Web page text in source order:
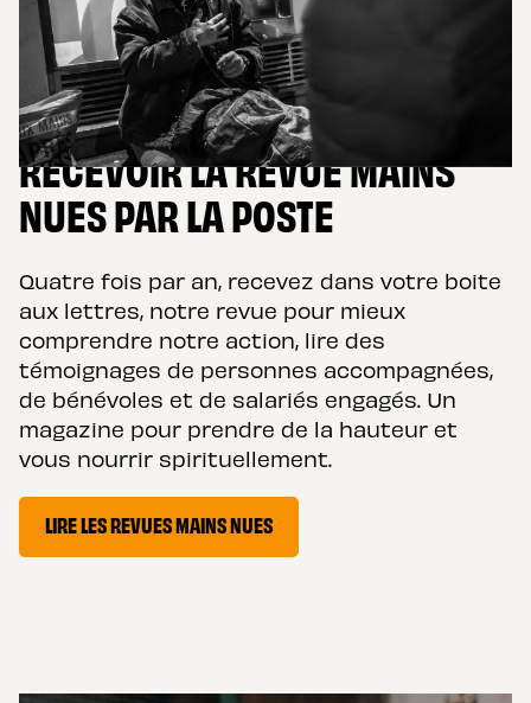
RECEVOIR LA REVUE MAINS
NUES PAR LA POSTE
Quatre fois par an, recevez dans votre boite
aux lettres, notre revue pour mieux
comprendre notre action, lire des
témoignages de personnes accompagnées,
de bénévoles et de salariés engagés. Un
magazine pour prendre de la hauteur et
vous nourrir spirituellement.
LIRE LES REVUES MAINS NUES